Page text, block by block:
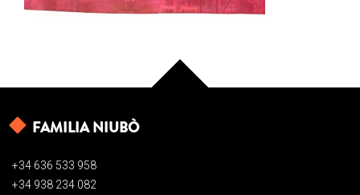
FAMILIA NIUBÒ
+34 636 533 958
+34 938 234 082